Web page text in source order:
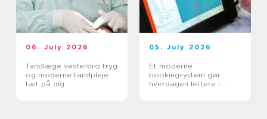
06. July 2026
Tandlæge vesterbro tryg
og moderne tandpleje
tæt på dig
05. July 2026
Et moderne
bookingsystem gør
hverdagen lettere i